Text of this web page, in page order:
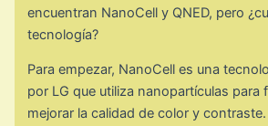
encuentran NanoCell y QNED, pero
tecnología?
Para empezar, NanoCell es una
por LG que utiliza nanopartículas para
mejorar la calidad de color y